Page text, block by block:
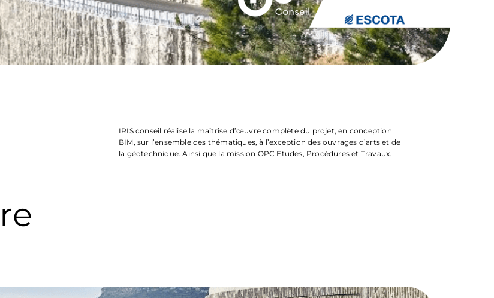
IRIS conseil réalise la maîtrise d’œuvre complète du projet, en conception
BIM, sur l’ensemble des thématiques, à l’exception des ouvrages d’arts et de
la géotechnique. Ainsi que la mission OPC Etudes, Procédures et Travaux.